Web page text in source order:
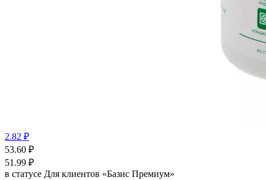
2.82 ₽
53.60 ₽
51.99 ₽
в статусе Для клиентов «Базис Премиум»